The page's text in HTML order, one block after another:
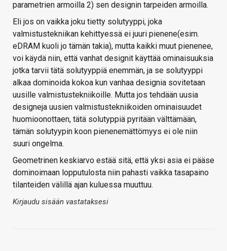
parametrien armoilla 2) sen designin tarpeiden armoilla.
Eli jos on vaikka joku tietty solutyyppi, joka
valmistustekniikan kehittyessä ei juuri pienene(esim.
eDRAM kuoli jo tämän takia), mutta kaikki muut pienenee,
voi käydä niin, että vanhat designit käyttää ominaisuuksia
jotka tarvii tätä solutyyppiä enemmän, ja se solutyyppi
alkaa dominoida kokoa kun vanhaa designia sovitetaan
uusille valmistustekniikoille. Mutta jos tehdään uusia
designeja uusien valmistustekniikoiden ominaisuudet
huomioonottaen, tätä solutyppiä pyritään välttämään,
tämän solutyypin koon pienenemättömyys ei ole niin
suuri ongelma.
Geometrinen keskiarvo estää sitä, että yksi asia ei pääse
dominoimaan lopputulosta niin pahasti vaikka tasapaino
tilanteiden välillä ajan kuluessa muuttuu.
Kirjaudu sisään vastataksesi